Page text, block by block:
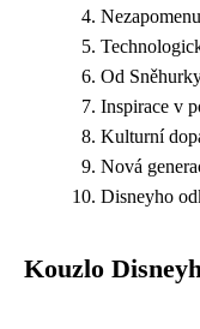
Od
Inspirace v
Kulturní
Nová
Disneyho
Kouzlo